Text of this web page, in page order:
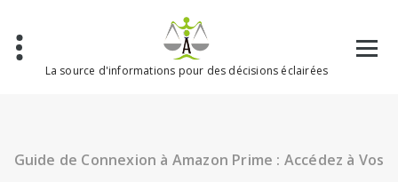
contenu
La source d'informations pour des décisions éclairées
Guide de Connexion à Amazon Prime : Accédez à Vos